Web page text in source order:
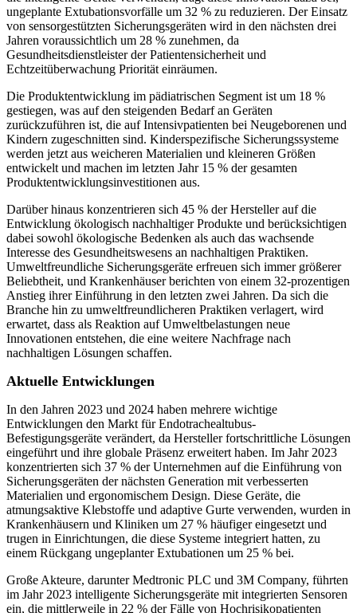
ungeplante Extubationsvorfälle um 32 % zu reduzieren. Der Einsatz
von sensorgestützten Sicherungsgeräten wird in den nächsten drei
Jahren voraussichtlich um 28 % zunehmen, da
Gesundheitsdienstleister der Patientensicherheit und
Echtzeitüberwachung Priorität einräumen.
Die Produktentwicklung im pädiatrischen Segment ist um 18 %
gestiegen, was auf den steigenden Bedarf an Geräten
zurückzuführen ist, die auf Intensivpatienten bei Neugeborenen und
Kindern zugeschnitten sind. Kinderspezifische Sicherungssysteme
werden jetzt aus weicheren Materialien und kleineren Größen
entwickelt und machen im letzten Jahr 15 % der gesamten
Produktentwicklungsinvestitionen aus.
Darüber hinaus konzentrieren sich 45 % der Hersteller auf die
Entwicklung ökologisch nachhaltiger Produkte und berücksichtigen
dabei sowohl ökologische Bedenken als auch das wachsende
Interesse des Gesundheitswesens an nachhaltigen Praktiken.
Umweltfreundliche Sicherungsgeräte erfreuen sich immer größerer
Beliebtheit, und Krankenhäuser berichten von einem 32-prozentigen
Anstieg ihrer Einführung in den letzten zwei Jahren. Da sich die
Branche hin zu umweltfreundlicheren Praktiken verlagert, wird
erwartet, dass als Reaktion auf Umweltbelastungen neue
Innovationen entstehen, die eine weitere Nachfrage nach
nachhaltigen Lösungen schaffen.
Aktuelle Entwicklungen
In den Jahren 2023 und 2024 haben mehrere wichtige
Entwicklungen den Markt für Endotrachealtubus-
Befestigungsgeräte verändert, da Hersteller fortschrittliche Lösungen
eingeführt und ihre globale Präsenz erweitert haben. Im Jahr 2023
konzentrierten sich 37 % der Unternehmen auf die Einführung von
Sicherungsgeräten der nächsten Generation mit verbesserten
Materialien und ergonomischem Design. Diese Geräte, die
atmungsaktive Klebstoffe und adaptive Gurte verwenden, wurden in
Krankenhäusern und Kliniken um 27 % häufiger eingesetzt und
trugen in Einrichtungen, die diese Systeme integriert hatten, zu
einem Rückgang ungeplanter Extubationen um 25 % bei.
Große Akteure, darunter Medtronic PLC und 3M Company, führten
im Jahr 2023 intelligente Sicherungsgeräte mit integrierten Sensoren
ein, die mittlerweile in 22 % der Fälle von Hochrisikopatienten